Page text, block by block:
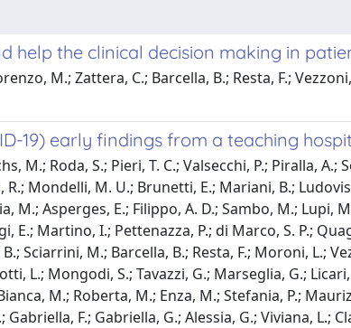
the clinical decision making in
M.; Zattera, C.; Barcella, B.; Resta, F.;
19) early findings from a teaching
M.; Roda, S.; Pieri, T. C.; Valsecchi, P.; Piralla,
Mondelli, M. U.; Brunetti, E.; Mariani, B.;
M.; Asperges, E.; Filippo, A. D.; Sambo, M.; Lupi,
E.; Martino, I.; Pettenazza, P.; di Marco, S. P.;
Sciarrini, M.; Barcella, B.; Resta, F.; Moroni, L.;
L.; Mongodi, S.; Tavazzi, G.; Marseglia, G.;
M.; Roberta, M.; Enza, M.; Stefania, P.;
F.; Gabriella, G.; Alessia, G.; Viviana, L.;